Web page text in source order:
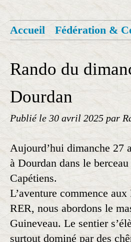
Accueil Fédération &
Rando du
Dourdan
Publié le 30 avril 2025par
Aujourd’hui dimanche 27
à Dourdan dans le berceau
Capétiens.
L’aventure commence
RER, nous abordons le
Guineveau. Le sentier
surtout dominé par des